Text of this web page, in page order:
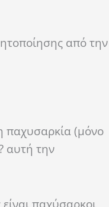
από την
παχυσαρκία (μόνο
αυτή την